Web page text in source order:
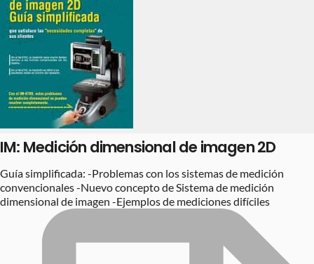
IM: Medición dimensional de imagen 2D
Guía simplificada: -Problemas con los sistemas de medición
convencionales -Nuevo concepto de Sistema de medición
dimensional de imagen -Ejemplos de mediciones difíciles